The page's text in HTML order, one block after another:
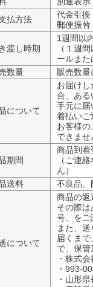
払方法
代金引換
郵便振替
渡し時期
1週間以
（１週
ールまた
数量
販売数量
について
お届け
合、ある
手元に届
着払いご
お客様
できませ
期間
商品到着
（ご連
ん）
送料
不良品、
について
商品の返
その際
号、をご
また、
届くまで
で、保管
・株式
・993-
・山形